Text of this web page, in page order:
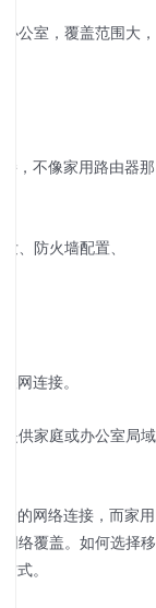
公室，覆盖范围大，
，不像家用路由器那
、防火墙配置、
网连接。
提供家庭或办公室局域
的网络连接，而家用
络覆盖。如何选择移
式。